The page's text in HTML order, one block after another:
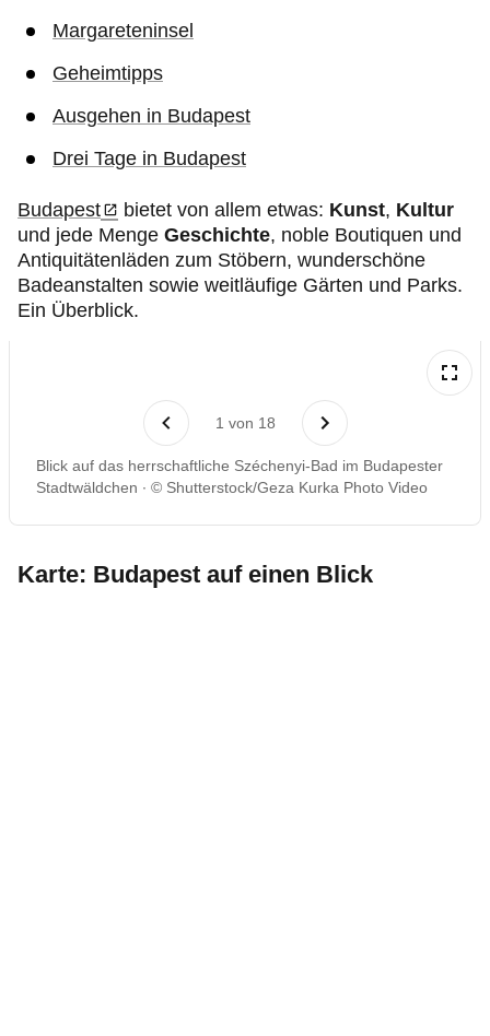
Margareteninsel
Geheimtipps
Ausgehen in Budapest
Drei Tage in Budapest
Budapest bietet von allem etwas: Kunst, Kultur
und jede Menge Geschichte, noble Boutiquen und
Antiquitätenläden zum Stöbern, wunderschöne
Badeanstalten sowie weitläufige Gärten und Parks.
Ein Überblick.
1 von 18
Blick auf das herrschaftliche Széchenyi-Bad im Budapester
Stadtwäldchen
© Shutterstock/Geza Kurka Photo Video
Karte: Budapest auf einen Blick